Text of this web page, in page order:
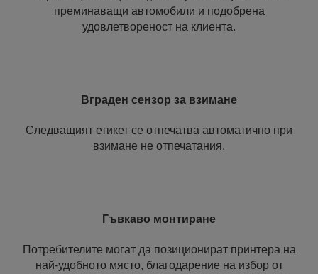
преминаващи автомобили и подобрена
удовлетвореност на клиента.
Вграден сензор за взимане
Следващият етикет се отпечатва автоматично при
взимане не отпечатания.
Гъвкаво монтиране
Потребителите могат да позиционират принтера на
най-удобното място, благодарение на избор от